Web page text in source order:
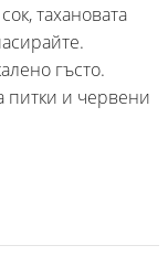
тахановата
гъсто.
питки и червени